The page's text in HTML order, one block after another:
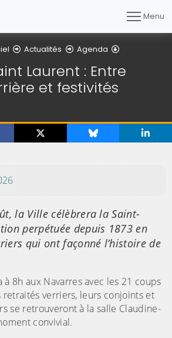
Menu
Actualités Agenda
Laurent : Entre
et festivités
la Ville célèbrera la Saint-
perpétuée depuis 1873 en
qui ont façonné l’histoire de
8h aux Navarres avec les 21 coups
retraités verriers, leurs conjoints et
se retrouveront à la salle Claudine-
convivial.